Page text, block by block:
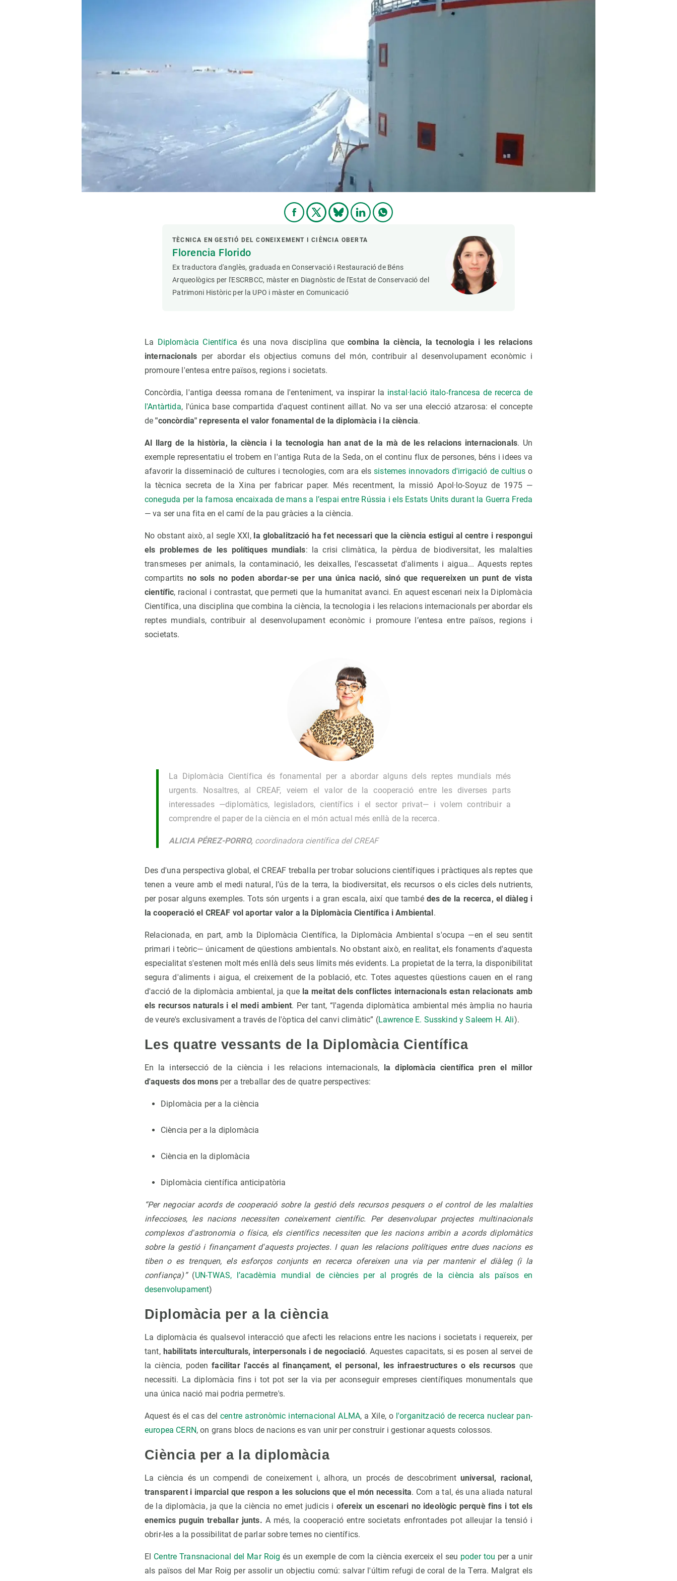
TÈCNICA EN GESTIÓ DEL CONEIXEMENT I CIÈNCIA OBERTA
Florencia Florido
Ex traductora d'anglès, graduada en Conservació i Restauració de Béns
Arqueològics per l'ESCRBCC, màster en Diagnòstic de l'Estat de Conservació del
Patrimoni Històric per la UPO i màster en Comunicació
La Diplomàcia Científica és una nova disciplina quecombina la ciència, la tecnologia i les relacions
internacionals per abordar els objectius comuns del món, contribuir al desenvolupament econòmic i
promoure l'entesa entre països, regions i societats.
Concòrdia, l'antiga deessa romana de l'enteniment, va inspirar la instal·lació italo-francesa de recerca de
l'Antàrtida, l'única base compartida d'aquest continent aïllat. No va ser una elecció atzarosa: el concepte
de"concòrdia" representa el valor fonamental de la diplomàcia i la ciència.
Al llarg de la història, la ciència i la tecnologia han anat de la mà de les relacions internacionals. Un
exemple representatiu el trobem en l'antiga Ruta de la Seda, on el continu flux de persones, béns i idees va
afavorir la disseminació de cultures i tecnologies, com ara elssistemes innovadors d'irrigació de cultiuso
la tècnica secreta de la Xina per fabricar paper. Més recentment, la missió Apol·lo-Soyuz de 1975 —
coneguda per la famosa encaixada de mans a l’espai entre Rússia i els Estats Units durant la Guerra Freda
— va ser una fita en el camí de la pau gràcies a la ciència.
No obstant això, al segle XXI, la globalització ha fet necessari que la ciència estigui al centre i respongui
els problemes de les polítiques mundials: la crisi climàtica, la pèrdua de biodiversitat, les malalties
transmeses per animals, la contaminació, les deixalles, l'escassetat d'aliments i aigua... Aquests reptes
compartits no sols no poden abordar-se per una única nació, sinó que requereixen un punt de vista
científic, racional i contrastat, que permeti que la humanitat avanci. En aquest escenari neix la Diplomàcia
Científica, una disciplina que combina la ciència, la tecnologia i les relacions internacionals per abordar els
reptes mundials, contribuir al desenvolupament econòmic i promoure l’entesa entre països, regions i
societats.
La Diplomàcia Científica és fonamental per a abordar alguns dels reptes mundials més
urgents. Nosaltres, al CREAF, veiem el valor de la cooperació entre les diverses parts
interessades —diplomàtics, legisladors, científics i el sector privat— i volem contribuir a
comprendre el paper de la ciència en el món actual més enllà de la recerca.
ALICIA PÉREZ-PORRO, coordinadora científica del CREAF
Des d'una perspectiva global, el CREAF treballa per trobar solucions científiques i pràctiques als reptes que
tenen a veure amb el medi natural, l’ús de la terra, la biodiversitat, els recursos o els cicles dels nutrients,
per posar alguns exemples. Tots són urgents i a gran escala, així que també des de la recerca, el diàleg i
la cooperació el CREAF vol aportar valor a la Diplomàcia Científica i Ambiental.
Relacionada, en part, amb la Diplomàcia Científica, la Diplomàcia Ambiental s'ocupa —en el seu sentit
primari i teòric— únicament de qüestions ambientals. No obstant això, en realitat, els fonaments d'aquesta
especialitat s'estenen molt més enllà dels seus límits més evidents. La propietat de la terra, la disponibilitat
segura d'aliments i aigua, el creixement de la població, etc. Totes aquestes qüestions cauen en el rang
d'acció de la diplomàcia ambiental, ja que la meitat dels conflictes internacionals estan relacionats amb
els recursos naturals i el medi ambient. Per tant, “l'agenda diplomàtica ambiental més àmplia no hauria
de veure's exclusivament a través de l'òptica del canvi climàtic” (Lawrence E. Susskind y Saleem H. Ali).
Les quatre vessants de la Diplomàcia Científica
En la intersecció de la ciència i les relacions internacionals, la diplomàcia científica pren el millor
d'aquests dos monsper a treballar des de quatre perspectives:
Diplomàcia per a la ciència
Ciència per a la diplomàcia
Ciència en la diplomàcia
Diplomàcia científica anticipatòria
“Per negociar acords de cooperació sobre la gestió dels recursos pesquers o el control de les malalties
infeccioses, les nacions necessiten coneixement científic. Per desenvolupar projectes multinacionals
complexos d'astronomia o física, els científics necessiten que les nacions arribin a acords diplomàtics
sobre la gestió i finançament d'aquests projectes. I quan les relacions polítiques entre dues nacions es
tiben o es trenquen, els esforços conjunts en recerca ofereixen una via per mantenir el diàleg (i la
confiança)”(UN-TWAS, l’acadèmia mundial de ciències per al progrés de la ciència als països en
desenvolupament)
Diplomàcia per a la ciència
La diplomàcia és qualsevol interacció que afecti les relacions entre les nacions i societats i requereix, per
tant, habilitats interculturals, interpersonals i de negociació. Aquestes capacitats, si es posen al servei de
la ciència, podenfacilitar l'accés al finançament, el personal, les infraestructures o els recursos que
necessiti. La diplomàcia fins i tot pot ser la via per aconseguir empreses científiques monumentals que
una única nació mai podria permetre's.
Aquest és el cas delcentre astronòmic internacional ALMA, a Xile, o l'organització de recerca nuclear pan-
europea CERN, on grans blocs de nacions es van unir per construir i gestionar aquests colossos.
Ciència per a la diplomàcia
La ciència és un compendi de coneixement i, alhora, un procés de descobriment universal, racional,
transparent i imparcial que respon a les solucions que el món necessita. Com a tal, és una aliada natural
de la diplomàcia, ja que la ciència no emet judicis i ofereix un escenari no ideològic perquè fins i tot els
enemics puguin treballar junts. A més, la cooperació entre societats enfrontades pot alleujar la tensió i
obrir-les a la possibilitat de parlar sobre temes no científics.
El Centre Transnacional del Mar Roig és un exemple de com la ciència exerceix el seu poder tou per a unir
als països del Mar Roig per assolir un objectiu comú: salvar l'últim refugi de coral de la Terra. Malgrat els
Programa de màsters i doctorat
Vine de visitant o sabàtic
Un lloc on créixer
Desenvolupament de carrera
Seminaris i activitats internes
T’oferim formació
Biodiversitat